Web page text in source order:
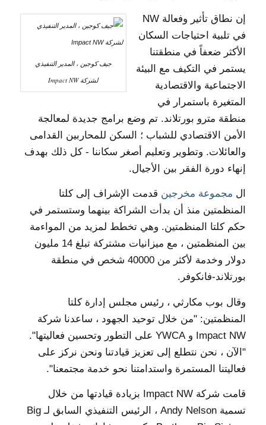
جيف كوجين ، المدير التنفيذي
لشركة Impact NW
إن نطاق تأثير وفعالة NW
في تلبية احتياجات السكان
الأكثر ضعفاً في منطقتنا
يستمر في التكيف مع البيئة
الاجتماعية والاقتصادية
المتغيرة باستمرار في
منطقة مترو بورتلاند. تم وضع برامج جديدة لمعالجة
الأمن الاقتصادي للشباب ؛ السكن للمحاربين القدامى
والعائلات. وتطوير وتعليم أصغر سكاننا - كل ذلك بهدف
إنهاء دورة الفقر بين الأجيال.
ال مجموعة مخرجين قدمت الإشراف إلى كلتا
المنظمتين منذ أن بدأت الشراكة بينهما وستستمر في
حكم كلتا المنظمتين. وهي تخطط لمزيد من المواءمة
بين المنظمتين ، مع ميزانيات مشتركة تبلغ 14 مليون
دولار وخدمة لأكثر من 40000 شخص في منطقة
بورتلاند-فانكوفر.
وقال بوب مكارثي ، رئيس مجلس إدارة كلتا
المنظمتين: "من خلال توحيد الجهود ، ساعدنا شركة
Impact NW و YWCA على التطور وتحسين فعاليتها".
"الآن ، نحن نتطلع إلى تعزيز قيادتنا ونحن نركز على
فعاليتنا المستمرة واستدامتنا نحو خدمة مجتمعنا".
قامت شركة Impact NW بزيادة قيادتها من خلال
تسمية Andy Nelson ، الرئيس التنفيذي السابق لـ Big